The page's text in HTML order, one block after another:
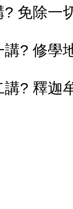
? 免除一
講? 修學
講? 釋迦